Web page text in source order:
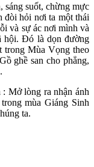
sáng suốt, chừng mực
đòi hỏi nơi ta một thái
và sự ác nơi mình và
hội. Đó là dọn đường
trong Mùa Vọng theo
ghề san cho phẳng,
Mở lòng ra nhận ánh
mùa Giáng Sinh
ta.